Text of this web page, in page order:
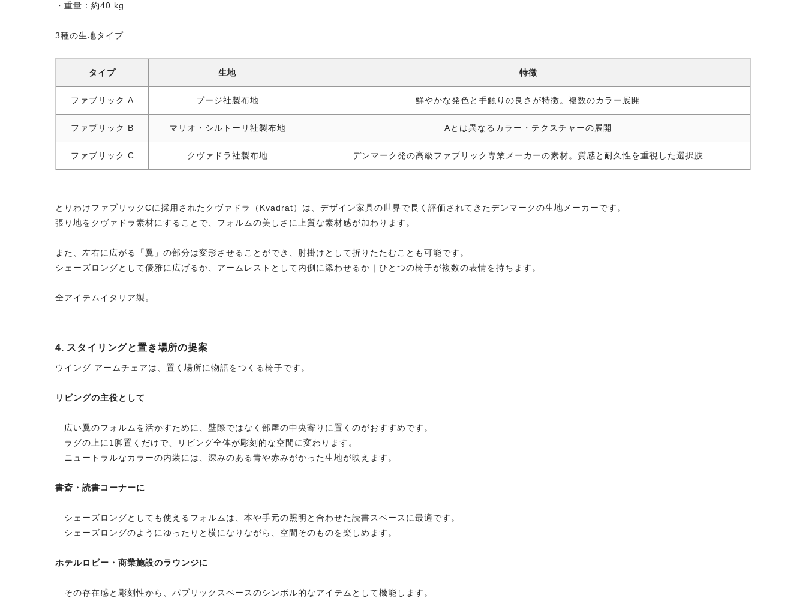
・重量：約40 kg
3種の生地タイプ
タイプ 生地 特徴
ファブリック A プージ社製布地 鮮やかな発色と手触りの良さが特徴。複数のカラー展開
ファブリック B マリオ・シルトーリ社製布地 Aとは異なるカラー・テクスチャーの展開
ファブリック C クヴァドラ社製布地 デンマーク発の高級ファブリック専業メーカーの素材。質感と耐久性を重視した選択肢
とりわけファブリックCに採用されたクヴァドラ（Kvadrat）は、デザイン家具の世界で長く評価されてきたデンマークの生地メーカーです。
張り地をクヴァドラ素材にすることで、フォルムの美しさに上質な素材感が加わります。
また、左右に広がる「翼」の部分は変形させることができ、肘掛けとして折りたたむことも可能です。
シェーズロングとして優雅に広げるか、アームレストとして内側に添わせるか｜ひとつの椅子が複数の表情を持ちます。
全アイテムイタリア製。
4. スタイリングと置き場所の提案
ウイング アームチェアは、置く場所に物語をつくる椅子です。
リビングの主役として
広い翼のフォルムを活かすために、壁際ではなく部屋の中央寄りに置くのがおすすめです。
ラグの上に1脚置くだけで、リビング全体が彫刻的な空間に変わります。
ニュートラルなカラーの内装には、深みのある青や赤みがかった生地が映えます。
書斎・読書コーナーに
シェーズロングとしても使えるフォルムは、本や手元の照明と合わせた読書スペースに最適です。
シェーズロングのようにゆったりと横になりながら、空間そのものを楽しめます。
ホテルロビー・商業施設のラウンジに
その存在感と彫刻性から、パブリックスペースのシンボル的なアイテムとして機能します。